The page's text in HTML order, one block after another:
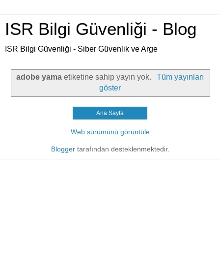
ISR Bilgi Güvenliği - Blog
ISR Bilgi Güvenliği - Siber Güvenlik ve Arge
adobe yama etiketine sahip yayın yok.
Tüm yayınları
göster
Ana Sayfa
Web sürümünü görüntüle
Bloggertarafından desteklenmektedir.